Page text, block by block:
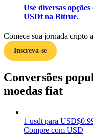
Aprenda como se
Ganhar
Use diversas
USDt na Bitrue.
Comece sua jornada cripto
Inscreva-se
Conversões
moedas fiat
1 usdt para USD$
Compre com USD